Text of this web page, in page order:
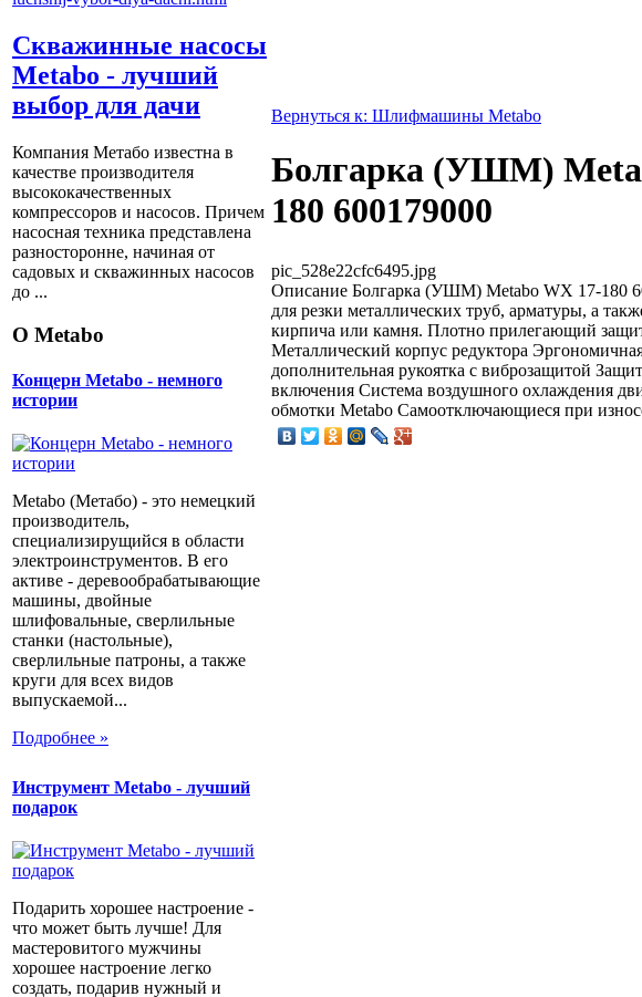
Скважинные насосы
Metabo - лучший
выбор для дачи
Компания Метабо известна в
качестве производителя
высококачественных
компрессоров и насосов. Причем
насосная техника представлена
разносторонне, начиная от
садовых и скважинных насосов
до ...
О Metabo
Концерн Metabo - немного
истории
Metabo (Метабо) - это немецкий
производитель,
специализирущийся в области
электроинструментов. В его
активе - деревообрабатывающие
машины, двойные
шлифовальные, сверлильные
станки (настольные),
сверлильные патроны, а также
круги для всех видов
выпускаемой...
Подробнее »
Инструмент Metabo - лучший
подарок
Подарить хорошее настроение -
что может быть лучше! Для
мастеровитого мужчины
хорошее настроение легко
создать, подарив нужный и
Вернуться к: Шлифмашины Metabo
Болгарка (УШМ)
180 600179000
pic_528e22cfc6495.jpg
Описание Болгарка (УШМ) Metabo WX 17-180
для резки металлических труб, арматуры, а
кирпича или камня. Плотно прилегающий
Металлический корпус редуктора
дополнительная рукоятка с виброзащитой
включения Система воздушного охлаждения
обмотки Metabo Самоотключающиеся при